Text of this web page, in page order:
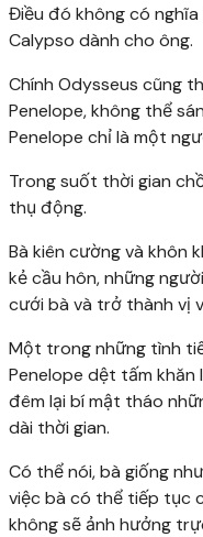
Điều đó không có nghĩa
Calypso dành cho ông.
Chính Odysseus cũng
Penelope, không thể
Penelope chỉ là một
Trong suốt thời gian
thụ động.
Bà kiên cường và khôn
kẻ cầu hôn, những
cưới bà và trở thành vị
Một trong những tình
Penelope dệt tấm khăn
đêm lại bí mật tháo
dài thời gian.
Có thể nói, bà giống
việc bà có thể tiếp tục
không sẽ ảnh hưởng